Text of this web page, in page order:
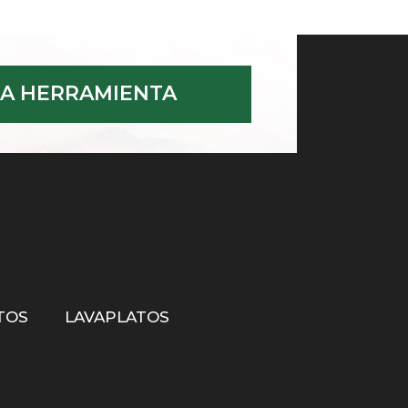
HERRAMIENTA
LAVAPLATOS